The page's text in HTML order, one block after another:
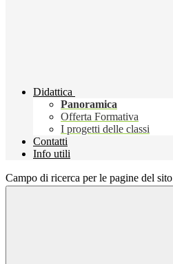
Didattica
Panoramica
Offerta Formativa
I progetti delle classi
Contatti
Info utili
Campo di ricerca per le pagine del sito